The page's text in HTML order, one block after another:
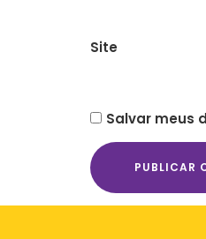
Site
Salvar meus